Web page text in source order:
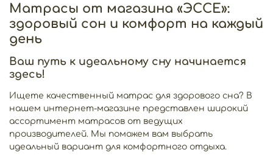
Матрасы от магазина «ЭССЕ»:
здоровый сон и комфорт на каждый
день
Ваш путь к идеальному сну начинается
здесь!
Ищете качественный матрас для здорового сна? В
нашем интернет-магазине представлен широкий
ассортимент матрасов от ведущих
производителей. Мы поможем вам выбрать
идеальный вариант для комфортного отдыха.